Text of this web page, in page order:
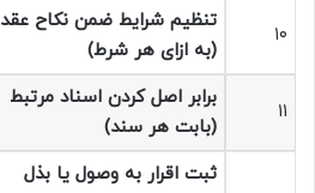
۱۰
تنظیم شرایط ضمن نکاح عقد
(به ازای هر شرط)
۱۱
برابر اصل کردن اسناد مرتبط
(بابت هر سند)
ثبت اقرار به وصول یا بذل